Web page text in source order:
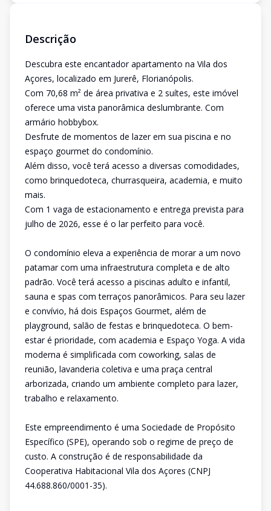
Descrição
Descubra este encantador apartamento na Vila dos
Açores, localizado em Jurerê, Florianópolis.
Com 70,68 m² de área privativa e 2 suítes, este imóvel
oferece uma vista panorâmica deslumbrante. Com
armário hobbybox.
Desfrute de momentos de lazer em sua piscina e no
espaço gourmet do condomínio.
Além disso, você terá acesso a diversas comodidades,
como brinquedoteca, churrasqueira, academia, e muito
mais.
Com 1 vaga de estacionamento e entrega prevista para
julho de 2026, esse é o lar perfeito para você.
O condomínio eleva a experiência de morar a um novo
patamar com uma infraestrutura completa e de alto
padrão. Você terá acesso a piscinas adulto e infantil,
sauna e spas com terraços panorâmicos. Para seu lazer
e convívio, há dois Espaços Gourmet, além de
playground, salão de festas e brinquedoteca. O bem-
estar é prioridade, com academia e Espaço Yoga. A vida
moderna é simplificada com coworking, salas de
reunião, lavanderia coletiva e uma praça central
arborizada, criando um ambiente completo para lazer,
trabalho e relaxamento.
Este empreendimento é uma Sociedade de Propósito
Específico (SPE), operando sob o regime de preço de
custo. A construção é de responsabilidade da
Cooperativa Habitacional Vila dos Açores (CNPJ
44.688.860/0001-35).